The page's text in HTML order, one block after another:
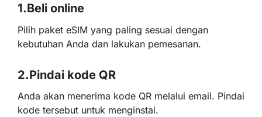
1.Beli online
Pilih paket eSIM yang paling sesuai dengan
kebutuhan Anda dan lakukan pemesanan.
2.Pindai kode QR
Anda akan menerima kode QR melalui email. Pindai
kode tersebut untuk menginstal.